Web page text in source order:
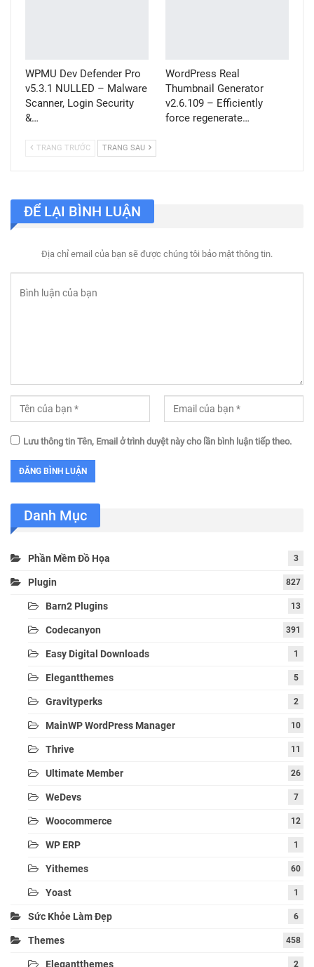
WPMU Dev Defender Pro
v5.3.1 NULLED – Malware
Scanner, Login Security
&…
WordPress Real
Thumbnail Generator
v2.6.109 – Efficiently
force regenerate…
TRANG TRƯỚC TRANG SAU
ĐỂ LẠI BÌNH LUẬN
Địa chỉ email của bạn sẽ được chúng tôi bảo mật thông tin.
Lưu thông tin Tên, Email ở trình duyệt này cho lần bình luận tiếp theo.
Danh Mục
Phần Mềm Đồ Họa 3
Plugin 827
Barn2 Plugins 13
Codecanyon 391
Easy Digital Downloads 1
Elegantthemes 5
Gravityperks 2
MainWP WordPress Manager 10
Thrive 11
Ultimate Member 26
WeDevs 7
Woocommerce 12
WP ERP 1
Yithemes 60
Yoast 1
Sức Khỏe Làm Đẹp 6
Themes 458
Elegantthemes 2